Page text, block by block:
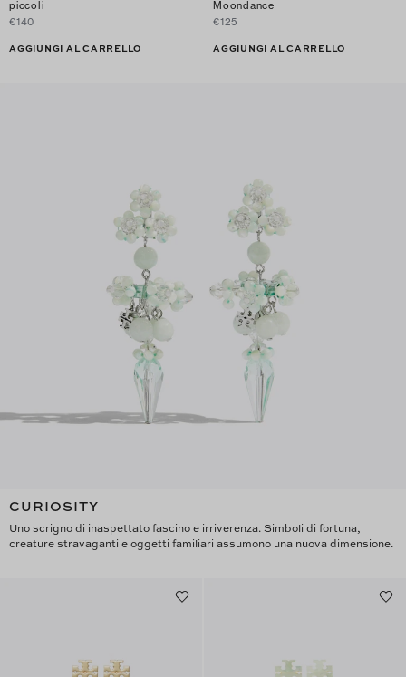
piccoli
€140
AGGIUNGI AL CARRELLO
Moondance
€125
AGGIUNGI AL CARRELLO
CURIOSITY
Uno scrigno di inaspettato fascino e irriverenza. Simboli di fortuna,
creature stravaganti e oggetti familiari assumono una nuova dimensione.